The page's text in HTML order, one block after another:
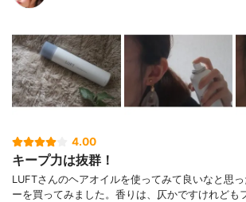
4.00
キープ力は抜群！
LUFTさんのヘアオイルを使ってみて良いなと思
ーを買ってみました。香りは、仄かですけれども